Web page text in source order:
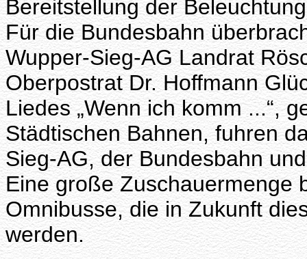
Bereitstellung der
Für die Bundesbahn
Wupper-Sieg-AG Landrat
Oberpostrat Dr. Hoffmann
Liedes „Wenn ich komm ...“,
Städtischen Bahnen, fuhren
Sieg-AG, der Bundesbahn
Eine große Zuschauermenge
Omnibusse, die in Zukunft
werden.